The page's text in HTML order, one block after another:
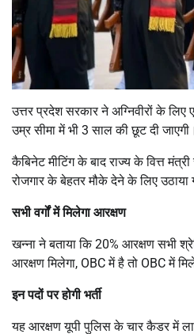
उत्तर प्रदेश सरकार ने अग्निवीरों के
उम्र सीमा में भी 3 साल की छूट दी
कैबिनेट मीटिंग के बाद राज्य के वित्त
रोजगार के बेहतर मौके देने के लिए
सभी वर्गों में मिलेगा आरक्षण
खन्ना ने बताया कि 20% आरक्षण सभी
आरक्षण मिलेगा, OBC में है तो OBC में
इन पदों पर होगी भर्ती
यह आरक्षण यूपी पुलिस के चार कैडर में